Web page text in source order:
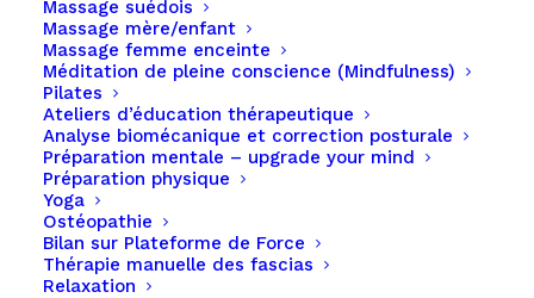
Massage suédois
Massage mère/enfant
Massage femme enceinte
Méditation de pleine conscience (Mindfulness)
Pilates
Ateliers d’éducation thérapeutique
Analyse biomécanique et correction posturale
Préparation mentale – upgrade your mind
Préparation physique
Yoga
Ostéopathie
Bilan sur Plateforme de Force
Thérapie manuelle des fascias
Relaxation
Kinésithérapeute du sport impliqué dans la
prise en charge du sportif de haut niveau,
avec une expertise spécifique en rugby,
réathlétisation et biomécanique du
mouvement.